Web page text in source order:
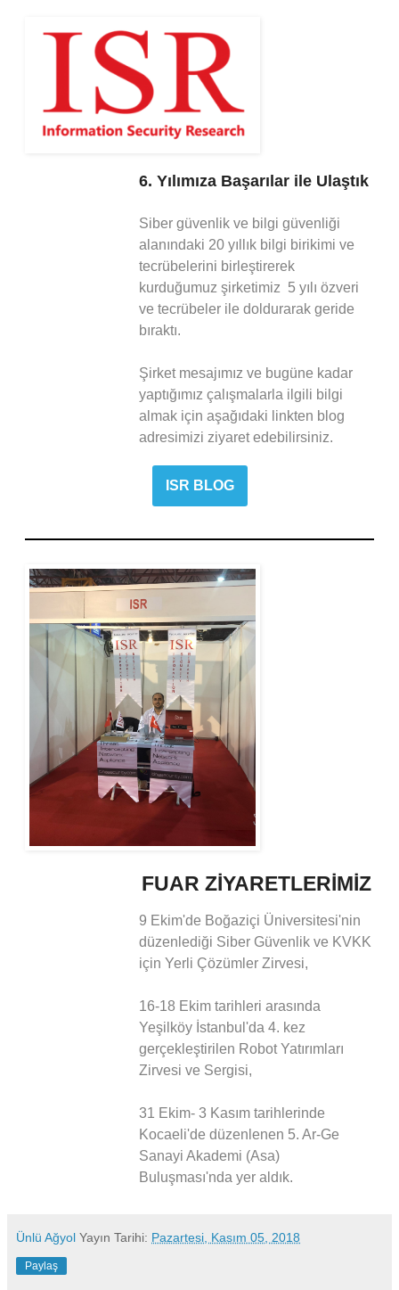
6. Yılımıza Başarılar ile Ulaştık
Siber güvenlik ve bilgi güvenliği
alanındaki 20 yıllık bilgi birikimi ve
tecrübelerini birleştirerek
kurduğumuz şirketimiz 5 yılı özveri
ve tecrübeler ile doldurarak geride
bıraktı.
Şirket mesajımız ve bugüne kadar
yaptığımız çalışmalarla ilgili bilgi
almak için aşağıdaki linkten blog
adresimizi ziyaret edebilirsiniz.
ISR BLOG
FUAR ZİYARETLERİMİZ
9 Ekim'de Boğaziçi Üniversitesi'nin
düzenlediği Siber Güvenlik ve KVKK
için Yerli Çözümler Zirvesi,
16-18 Ekim tarihleri arasında
Yeşilköy İstanbul'da 4. kez
gerçekleştirilen Robot Yatırımları
Zirvesi ve Sergisi,
31 Ekim- 3 Kasım tarihlerinde
Kocaeli'de düzenlenen 5. Ar-Ge
Sanayi Akademi (Asa)
Buluşması'nda yer aldık.
Ünlü Ağyol Yayın Tarihi: Pazartesi, Kasım 05, 2018
Paylaş